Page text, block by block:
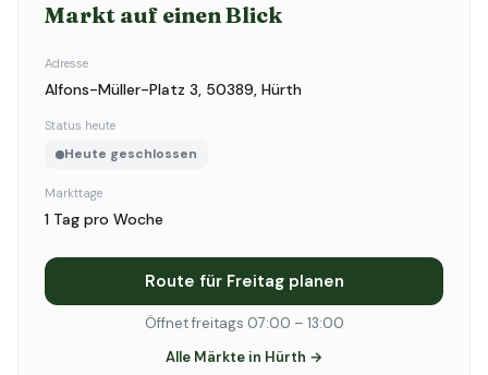
Markt auf einen Blick
Adresse
Alfons-Müller-Platz 3, 50389, Hürth
Status heute
Heute geschlossen
Markttage
1 Tag pro Woche
Route für Freitag planen
Öffnet freitags 07:00 – 13:00
Alle Märkte in Hürth →